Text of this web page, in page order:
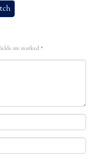
are marked*